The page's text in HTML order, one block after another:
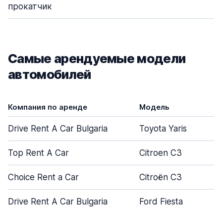
прокатчик
Самые арендуемые модели
автомобилей
Компания по аренде Модель
Drive Rent A Car Bulgaria Toyota Yaris
Top Rent A Car Citroen C3
Choice Rent a Car Citroën C3
Drive Rent A Car Bulgaria Ford Fiesta